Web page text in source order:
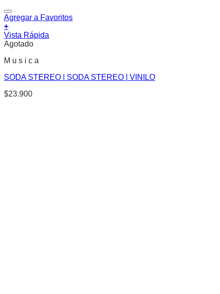
Agregar a Favoritos
+
Vista Rápida
Agotado
M u s i c a
SODA STEREO | SODA STEREO | VINILO
$23.900